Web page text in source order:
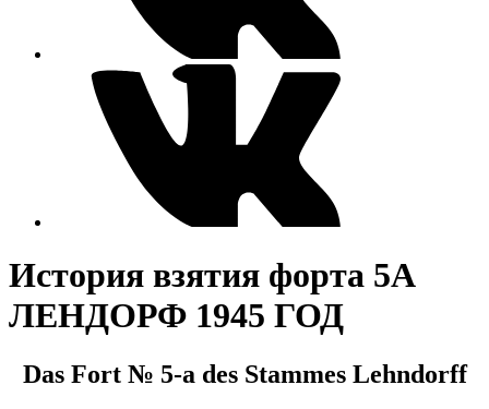
История взятия форта 5А
ЛЕНДОРФ 1945 ГОД
Das Fort № 5-a des Stammes Lehndorff